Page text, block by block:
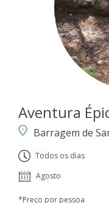
Aventura
Barragem de
Todos os dias
Agosto
*Preço por pessoa